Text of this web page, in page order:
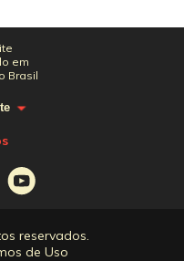
em
Brasil
reservados.
de Uso